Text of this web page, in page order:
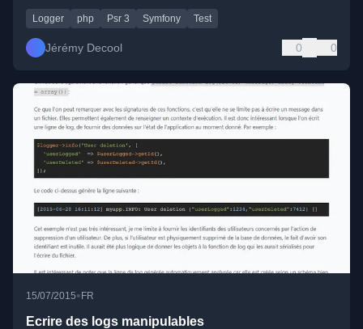
Logger php Psr 3 Symfony Test
Jérémy Decool 0 0
15/07/2015•FR
Ecrire des logs manipulables